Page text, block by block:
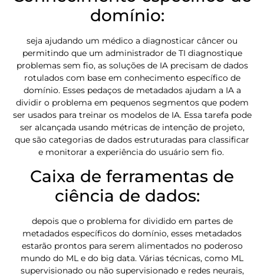
domínio:
seja ajudando um médico a diagnosticar câncer ou
permitindo que um administrador de TI diagnostique
problemas sem fio, as soluções de IA precisam de dados
rotulados com base em conhecimento específico de
domínio. Esses pedaços de metadados ajudam a IA a
dividir o problema em pequenos segmentos que podem
ser usados para treinar os modelos de IA. Essa tarefa pode
ser alcançada usando métricas de intenção de projeto,
que são categorias de dados estruturadas para classificar
e monitorar a experiência do usuário sem fio.
Caixa de ferramentas de
ciência de dados:
depois que o problema for dividido em partes de
metadados específicos do domínio, esses metadados
estarão prontos para serem alimentados no poderoso
mundo do ML e do big data. Várias técnicas, como ML
supervisionado ou não supervisionado e redes neurais,